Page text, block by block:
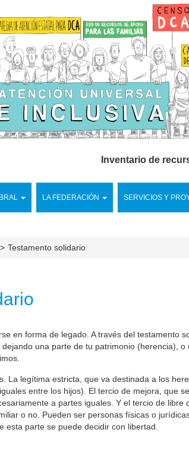
LA FEDERACIÓN SERVICIOS Y
Inventario de
Testamento solidario
en forma de legado. A través del testamento
una parte de tu patrimonio (herencia), o
La legítima estricta, que va destinada a los
entre los hijos). El tercio de mejora, que
a partes iguales. Y el tercio de libre
o no. Pueden ser personas físicas o
esta parte se puede decidir con libertad.